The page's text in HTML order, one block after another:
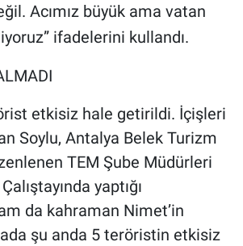
Acımız büyük ama vatan
ifadelerini kullandı.
etkisiz hale getirildi. İçişleri
Soylu, Antalya Belek Turizm
TEM Şube Müdürleri
yaptığı
da kahraman Nimet’in
şu anda 5 teröristin etkisiz